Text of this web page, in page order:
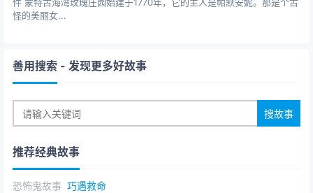
怪的美丽女...
善用搜索 - 发现更多好故事
推荐经典故事
恐怖鬼故事 巧遇救命